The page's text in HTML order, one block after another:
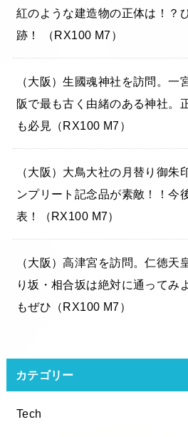
紅のような建造物の正体は！？
跡！ （RX100 M7）
（大阪）生國魂神社を訪問。一
阪で最も古く由緒のある神社。
も必見（RX100 M7）
（大阪）大鳥大社の月替り御朱
ンプリート記念品が素敵！！今
表！（RX100 M7）
（大阪）高津宮を訪問。仁徳天
り坂・相合坂は絶対に通ってみ
もぜひ（RX100 M7）
カテゴリー
Tech